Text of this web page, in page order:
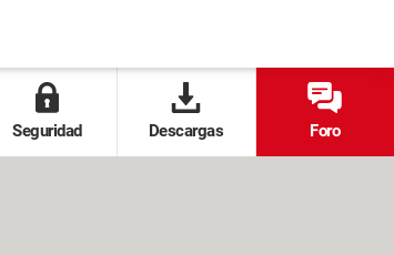
Seguridad Descargas Foro